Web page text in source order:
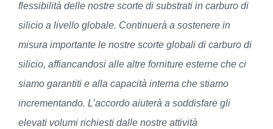
flessibilità delle nostre scorte di substrati in carburo di
silicio a livello globale. Continuerà a sostenere in
misura importante le nostre scorte globali di carburo di
silicio, affiancandosi alle altre forniture esterne che ci
siamo garantiti e alla capacità interna che stiamo
incrementando. L’accordo aiuterà a soddisfare gli
elevati volumi richiesti dalle nostre attività